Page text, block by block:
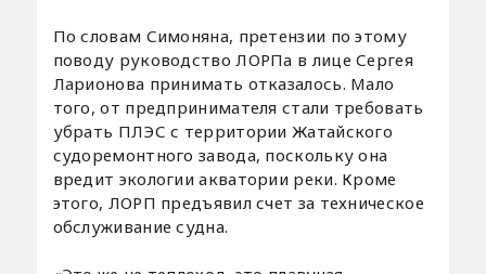
По словам Симоняна, претензии по этому
поводу руководство ЛОРПа в лице Сергея
Ларионова принимать отказалось. Мало
того, от предпринимателя стали требовать
убрать ПЛЭС с территории Жатайского
судоремонтного завода, поскольку она
вредит экологии акватории реки. Кроме
этого, ЛОРП предъявил счет за техническое
обслуживание судна.